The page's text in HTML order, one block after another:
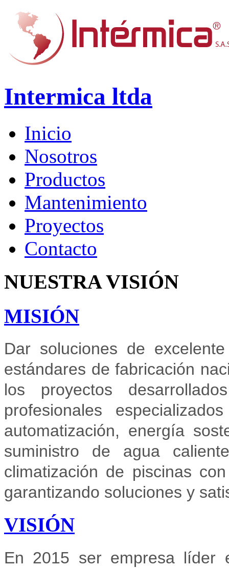
Intermica ltda
Inicio
Nosotros
Productos
Mantenimiento
Proyectos
Contacto
NUESTRA VISIÓN
MISIÓN
Dar soluciones de
estándares de fabricación
los proyectos
profesionales
automatización, energía
suministro de agua
climatización de piscinas
garantizando soluciones y
VISIÓN
En 2015 ser empresa